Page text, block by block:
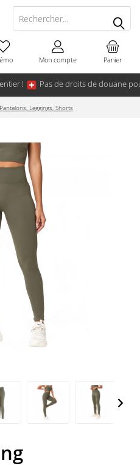
! Pas de droits de douane
Panier
Mon compte
Pantalons, Leggings, Shorts